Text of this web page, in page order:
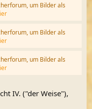
um Bilder als
um Bilder als
um Bilder als
IV. ("der Weise"),